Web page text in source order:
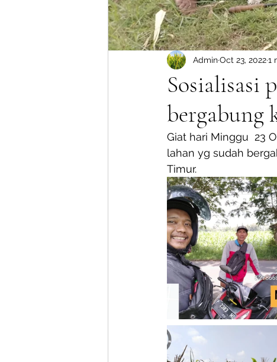
Sosialisasi
bergabung
AdminOct 23, 20221
Giat hari Minggu  23
lahan yg sudah
Timur.